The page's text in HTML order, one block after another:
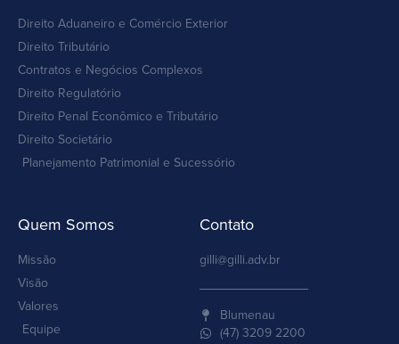
Direito Aduaneiro e Comércio Exterior
Direito Tributário
Contratos e Negócios Complexos
Direito Regulatório
Direito Penal Econômico e Tributário
Direito Societário
Planejamento Patrimonial e Sucessório
Quem Somos
Missão
Visão
Valores
Equipe
Contato
gilli@gilli.adv.br
Blumenau
(47) 3209 2200